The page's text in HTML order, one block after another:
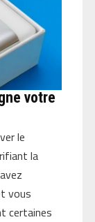
votre
le
la
vous
certaines